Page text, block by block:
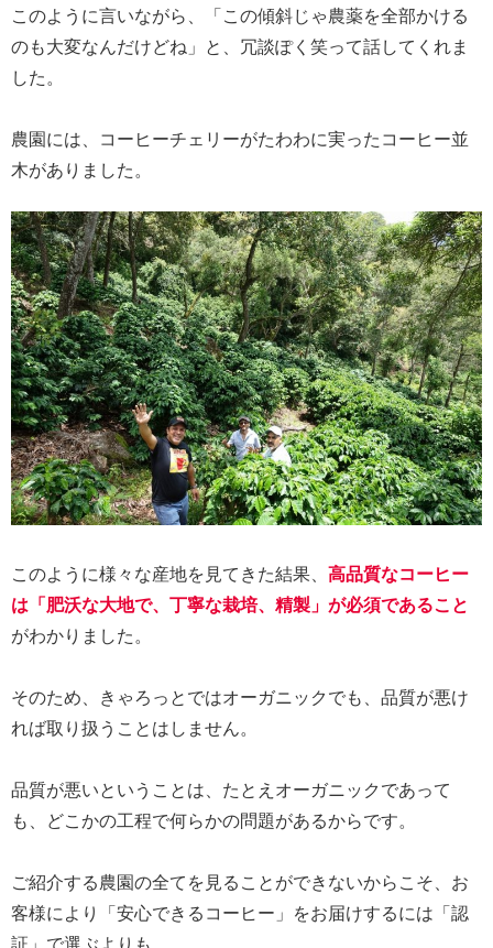
このように言いながら、「この傾斜じゃ農薬を全部かける
のも大変なんだけどね」と、冗談ぽく笑って話してくれま
した。
農園には、コーヒーチェリーがたわわに実ったコーヒー並
木がありました。
このように様々な産地を見てきた結果、 高品質なコーヒー
は「肥沃な大地で、丁寧な栽培、精製」が必須であること
がわかりました。
そのため、きゃろっとではオーガニックでも、品質が悪け
れば取り扱うことはしません。
品質が悪いということは、たとえオーガニックであって
も、どこかの工程で何らかの問題があるからです。
ご紹介する農園の全てを見ることができないからこそ、お
客様により「安心できるコーヒー」をお届けするには「認
証」で選ぶよりも、